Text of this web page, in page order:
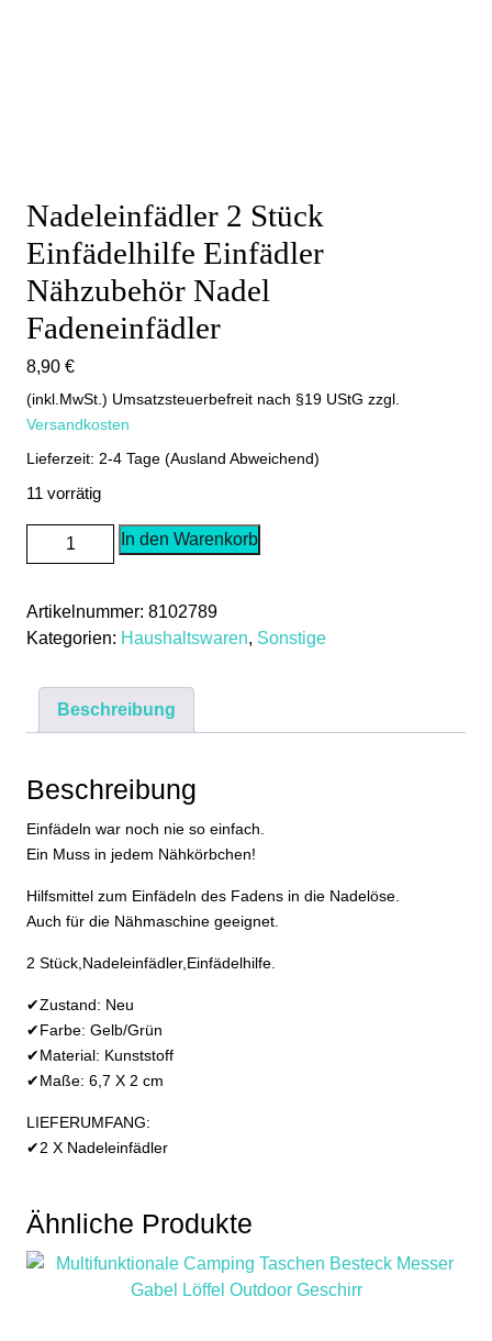
Nadeleinfädler 2 Stück
Einfädelhilfe Einfädler
Nähzubehör Nadel
Fadeneinfädler
8,90 €
(inkl.MwSt.) Umsatzsteuerbefreit nach §19 UStG zzgl.
Versandkosten
Lieferzeit: 2-4 Tage (Ausland Abweichend)
11 vorrätig
Nadeleinfädler
2
Einfädelhilfe
Einfädler
Nadel
Fadeneinfädler
In den Warenkorb
Artikelnummer: 8102789
Kategorien: Haushaltswaren, Sonstige
Beschreibung
Beschreibung
Einfädeln war noch nie so einfach.
Ein Muss in jedem Nähkörbchen!
Hilfsmittel zum Einfädeln des Fadens in die Nadelöse.
Auch für die Nähmaschine geeignet.
2 Stück,Nadeleinfädler,Einfädelhilfe.
✔Zustand: Neu
✔Farbe: Gelb/Grün
✔Material: Kunststoff
✔Maße: 6,7 X 2 cm
LIEFERUMFANG:
✔2 X Nadeleinfädler
Ähnliche Produkte